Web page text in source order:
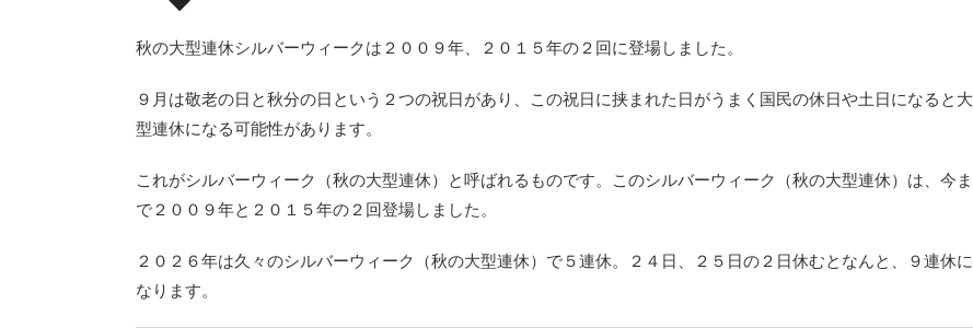
秋の大型連休シルバーウィークは２００９年、２０１５年の２回に登場しました。
９月は敬老の日と秋分の日という２つの祝日があり、この祝日に挟まれた日がうまく国民の休日や土日になると大
型連休になる可能性があります。
これがシルバーウィーク（秋の大型連休）と呼ばれるものです。このシルバーウィーク（秋の大型連休）は、今ま
で２００９年と２０１５年の２回登場しました。
２０２６年は久々のシルバーウィーク（秋の大型連休）で５連休。２４日、２５日の２日休むとなんと、９連休に
なります。